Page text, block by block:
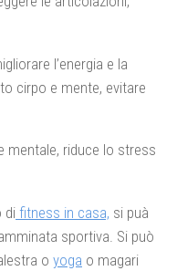
l’energia e la
cirpo e mente, evitare
mentale, riduce lo stress
di fitness in casa, si puà
sportiva. Si può
o yoga o magari